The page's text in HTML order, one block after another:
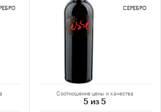
Соотношение цены и качества
5 из 5
СЕРЕБРО